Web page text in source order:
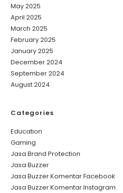
May 2025
April 2025
March 2025
February 2025
January 2025
December 2024
September 2024
August 2024
Categories
Education
Gaming
Jasa Brand Protection
Jasa Buzzer
Jasa Buzzer Komentar Facebook
Jasa Buzzer Komentar Instagram